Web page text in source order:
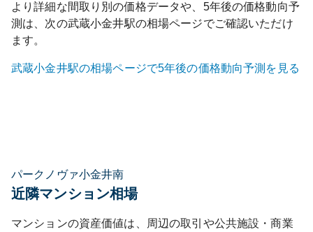
より詳細な間取り別の価格データや、5年後の価格動向予
測は、次の武蔵小金井駅の相場ページでご確認いただけ
ます。
武蔵小金井駅の相場ページで5年後の価格動向予測を見る
パークノヴァ小金井南
近隣マンション相場
マンションの資産価値は、周辺の取引や公共施設・商業